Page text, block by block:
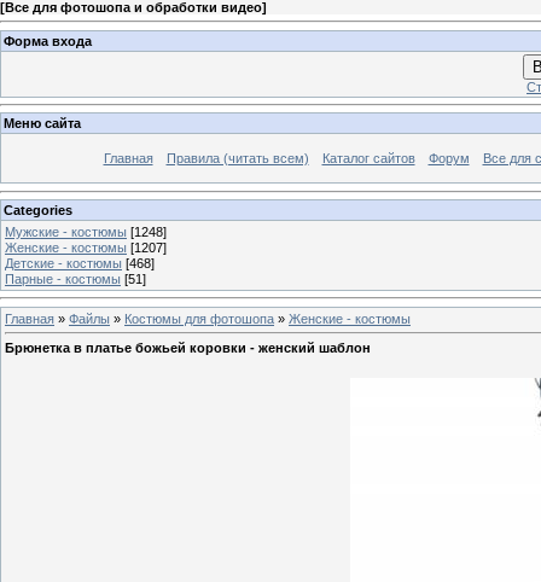
[Все для фотошопа и обработки видео]
Форма входа
Меню сайта
Главная Правила (читать всем) Каталог сайтов Форум Все для
Categories
Мужские - костюмы [1248]
Женские - костюмы [1207]
Детские - костюмы [468]
Парные - костюмы [51]
Главная » Файлы » Костюмы для фотошопа » Женские - костюмы
Брюнетка в платье божьей коровки - женский шаблон